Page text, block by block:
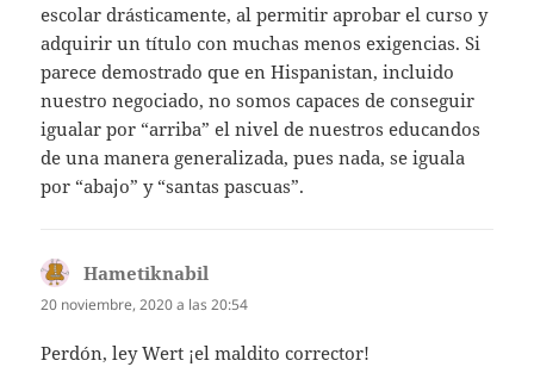
escolar drásticamente, al permitir aprobar el curso y
adquirir un título con muchas menos exigencias. Si
parece demostrado que en Hispanistan, incluido
nuestro negociado, no somos capaces de conseguir
igualar por “arriba” el nivel de nuestros educandos
de una manera generalizada, pues nada, se iguala
por “abajo” y “santas pascuas”.
Hametiknabil
20 noviembre, 2020 a las 20:54
Perdón, ley Wert ¡el maldito corrector!